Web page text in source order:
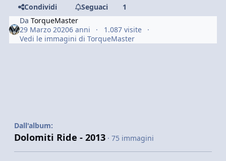
Condividi Seguaci
1
DaTorqueMaster
29 Marzo 20206 anni
1.087 visite
Vedi le immagini di TorqueMaster
Dall'album:
Dolomiti Ride - 2013 · 75 immagini